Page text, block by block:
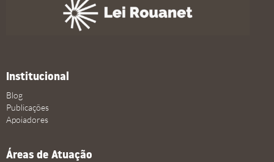
Institucional
Blog
Publicações
Apoiadores
Áreas de Atuação